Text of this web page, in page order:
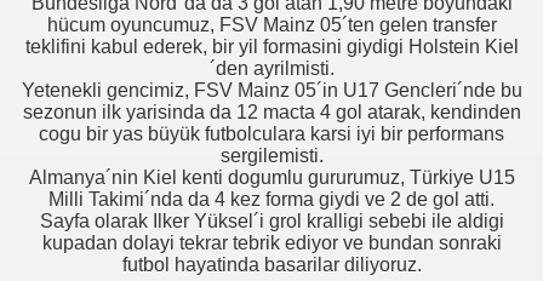
hücum oyuncumuz, FSV Mainz 05´ten gelen transfer
teklifini kabul ederek, bir yil formasini giydigi Holstein Kiel
´den ayrilmisti.
Yetenekli gencimiz, FSV Mainz 05´in U17 Gencleri´nde bu
sezonun ilk yarisinda da 12 macta 4 gol atarak, kendinden
cogu bir yas büyük futbolculara karsi iyi bir performans
sergilemisti.
Almanya´nin Kiel kenti dogumlu gururumuz, Türkiye U15
Milli Takimi´nda da 4 kez forma giydi ve 2 de gol atti.
Sayfa olarak Ilker Yüksel´i grol kralligi sebebi ile aldigi
kupadan dolayi tekrar tebrik ediyor ve bundan sonraki
futbol hayatinda basarilar diliyoruz.